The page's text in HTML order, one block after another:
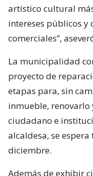
artístico cultural
intereses públicos y
comerciales”,
La municipalidad
proyecto de
etapas para, sin
inmueble,
ciudadano e
alcaldesa, se
diciembre.
Además de exhibir